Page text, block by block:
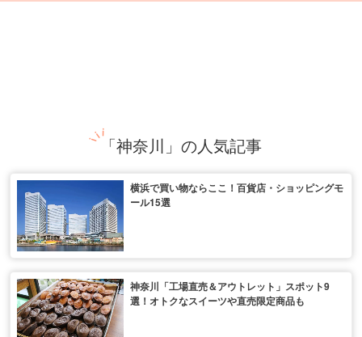
「神奈川」の人気記事
横浜で買い物ならここ！百貨店・ショッピングモ
ール15選
神奈川「工場直売＆アウトレット」スポット9
選！オトクなスイーツや直売限定商品も